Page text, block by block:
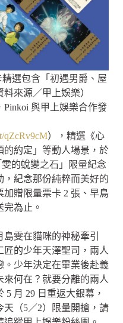
精選包含「初遇男爵、屋
來源／甲上娛樂）
與甲上娛樂合作發
qZcRv9cM），精選《心
的約定」等動人場景，於
的蛻變之石」限量紀念
紀念那份純粹而美好的
加贈限量票卡 2 張、早鳥
為止。
島雯在貓咪的神秘牽引
的少年天澤聖司，兩人
。少年決定在畢業後赴義
何在？就要分離的兩人
月 29 日重返大銀幕，
（5／2）限量開搶，請